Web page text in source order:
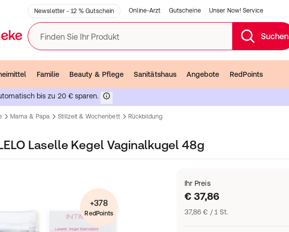
Newsletter - 12 % Gutschein Online-Arzt Gutscheine Unser Now! Service
Finden Sie Ihr Produkt Suchen
Familie Beauty & Pflege Sanitätshaus Angebote RedPoints
bis zu 20 € sparen.
Mama & Papa Stillzeit & Wochenbett Rückbildung
Laselle Kegel Vaginalkugel 48g
+378
RedPoints
Ihr Preis
€ 37,86
37,86 € / 1 St.